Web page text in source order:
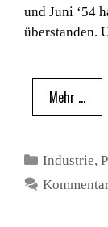
und Juni ‘54
überstanden.
Mehr …
Kategorien
Industrie,